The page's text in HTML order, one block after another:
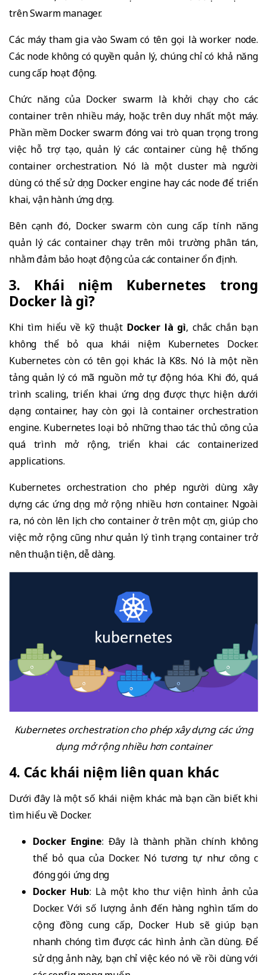
trên Swarm manager.
Các máy tham gia vào Swam có tên gọi là worker node.
Các node không có quyền quản lý, chúng chỉ có khả năng
cung cấp hoạt động.
Chức năng của Docker swarm là khởi chạy cho các
container trên nhiều máy, hoặc trên duy nhất một máy.
Phần mềm Docker swarm đóng vai trò quan trọng trong
việc hỗ trợ tạo, quản lý các container cùng hệ thống
container orchestration. Nó là một cluster mà người
dùng có thể sử dụng Docker engine hay các node để triển
khai, vận hành ứng dụng.
Bên cạnh đó, Docker swarm còn cung cấp tính năng
quản lý các container chạy trên môi trường phân tán,
nhằm đảm bảo hoạt động của các container ổn định.
3. Khái niệm Kubernetes trong
Docker là gì?
Khi tìm hiểu về kỹ thuật Docker là gì, chắc chắn bạn
không thể bỏ qua khái niệm Kubernetes Docker.
Kubernetes còn có tên gọi khác là K8s. Nó là một nền
tảng quản lý có mã nguồn mở tự động hóa. Khi đó, quá
trình scaling, triển khai ứng dụng được thực hiện dưới
dạng container, hay còn gọi là container orchestration
engine. Kubernetes loại bỏ những thao tác thủ công của
quá trình mở rộng, triển khai các containerized
applications.
Kubernetes orchestration cho phép người dùng xây
dựng các ứng dụng mở rộng nhiều hơn container. Ngoài
ra, nó còn lên lịch cho container ở trên một cụm, giúp cho
việc mở rộng cũng như quản lý tình trạng container trở
nên thuận tiện, dễ dàng.
Kubernetes orchestration cho phép xây dựng các ứng
dụng mở rộng nhiều hơn container
4. Các khái niệm liên quan khác
Dưới đây là một số khái niệm khác mà bạn cần biết khi
tìm hiểu về Docker.
Docker Engine: Đây là thành phần chính không
thể bỏ qua của Docker. Nó tương tự như công cụ
đóng gói ứng dụng
Docker Hub: Là một kho thư viện hình ảnh của
Docker. Với số lượng ảnh đến hàng nghìn tấm do
cộng đồng cung cấp, Docker Hub sẽ giúp bạn
nhanh chóng tìm được các hình ảnh cần dùng. Để
sử dụng ảnh này, bạn chỉ việc kéo nó về rồi dùng với